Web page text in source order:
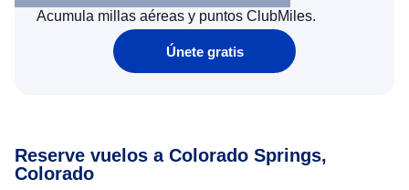
Acumula millas aéreas y puntos ClubMiles.
Únete gratis
Reserve vuelos a Colorado Springs,
Colorado